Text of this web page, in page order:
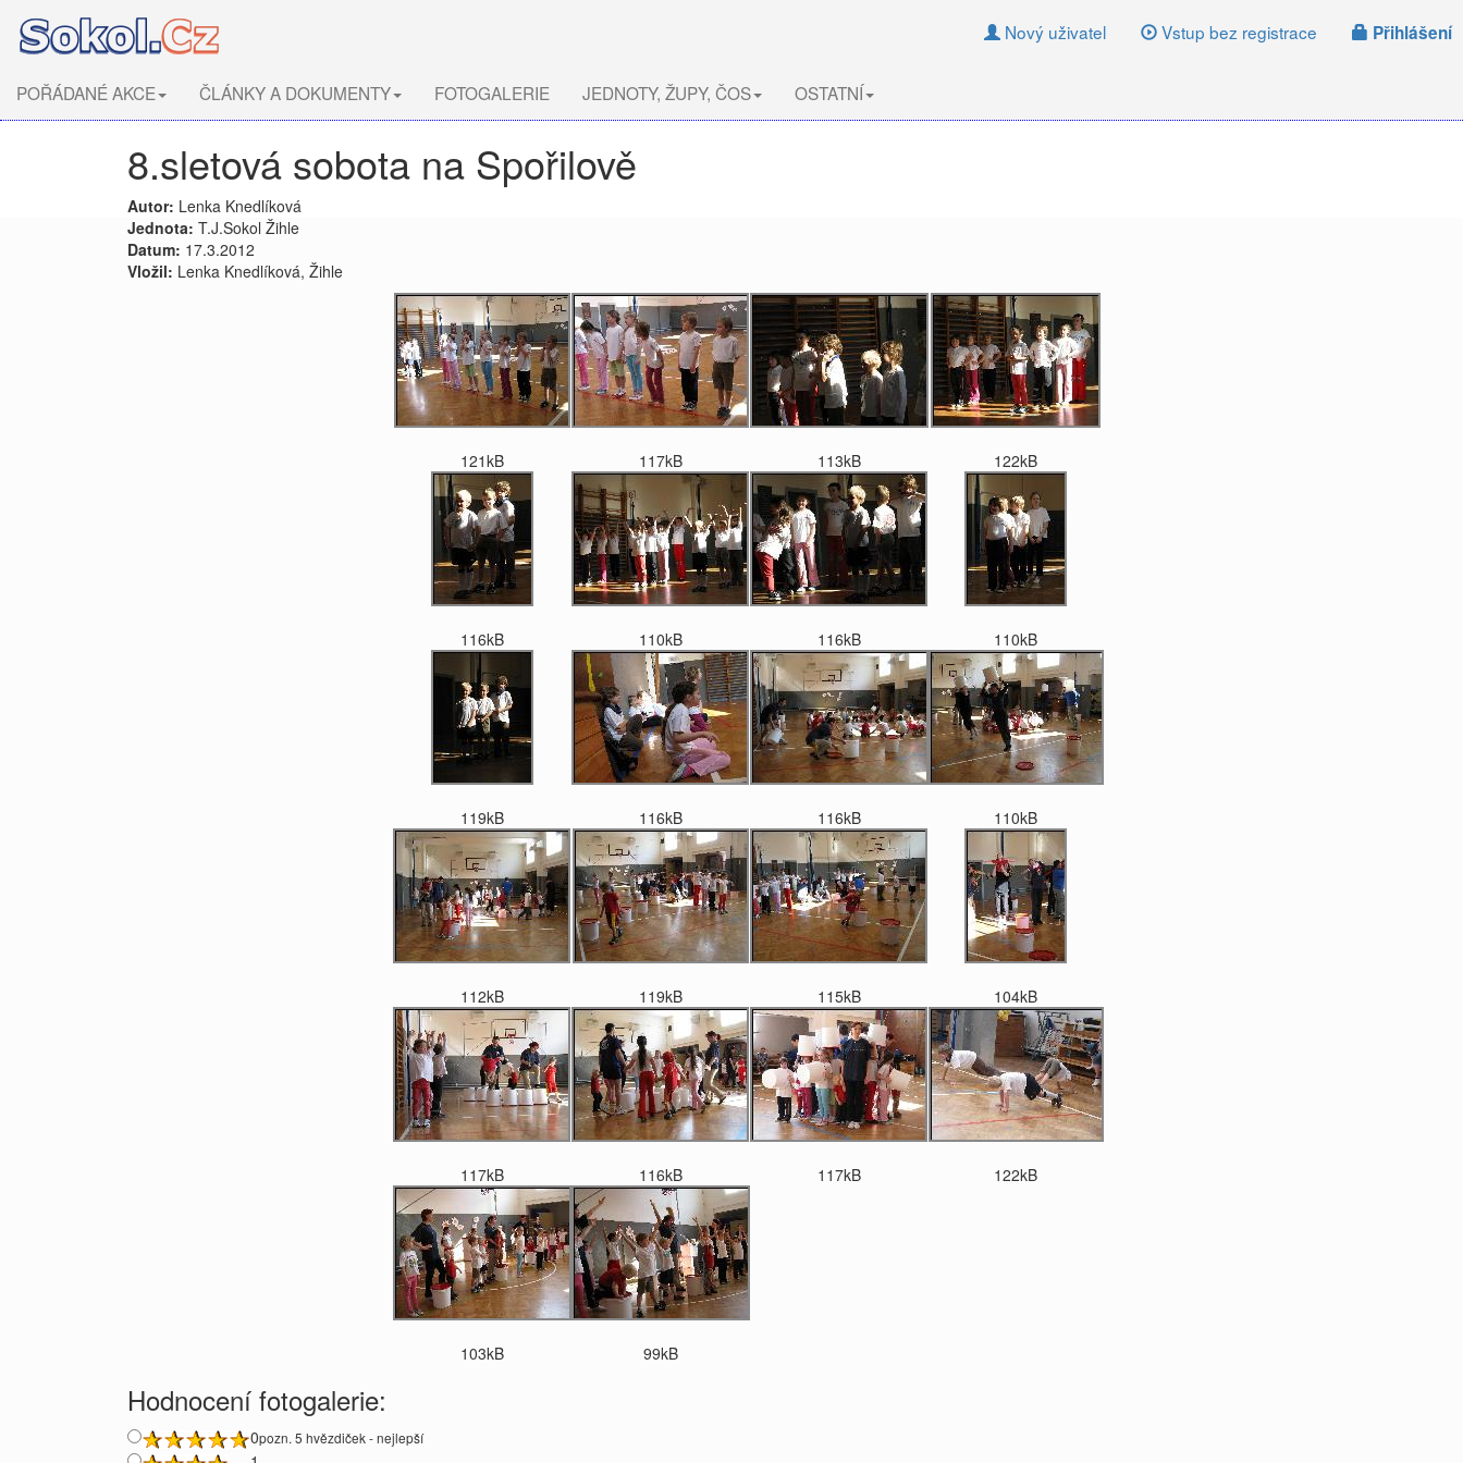
Nový uživatel Vstup bez registrace Přihlášení
POŘÁDANÉ AKCE ČLÁNKY A DOKUMENTY FOTOGALERIE JEDNOTY, ŽUPY, ČOS OSTATNÍ
8.sletová sobota na Spořilově
Autor: Lenka Knedlíková
Jednota: T.J.Sokol Žihle
Datum: 17.3.2012
Vložil: Lenka Knedlíková, Žihle
121kB 117kB 113kB 122kB
116kB 110kB 116kB 110kB
119kB 116kB 116kB 110kB
112kB 119kB 115kB 104kB
117kB 116kB 117kB 122kB
103kB 99kB
Hodnocení fotogalerie:
0pozn. 5 hvězdiček - nejlepší